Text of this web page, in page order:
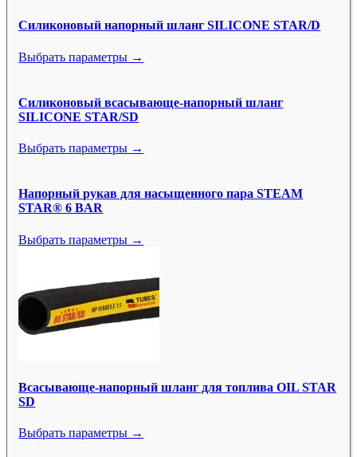
Силиконовый напорный шланг SILICONE STAR/D
Выбрать параметры →
Силиконовый всасывающе-напорный шланг
SILICONE STAR/SD
Выбрать параметры →
Напорный рукав для насыщенного пара STEAM
STAR® 6 BAR
Выбрать параметры →
Всасывающе-напорный шланг для топлива OIL STAR
SD
Выбрать параметры →